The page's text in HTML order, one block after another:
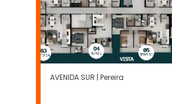
AVENIDA SUR | Pereira